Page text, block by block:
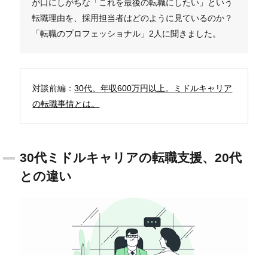
が口にしがちな「これを最後の転職にしたい」という
転職理由を、採用担当者はどのように見ているのか？
「転職のプロフェッショナル」2人に聞きました。
対談前編：30代、年収600万円以上。ミドルキャリア
の転職事情とは。
30代ミドルキャリアの転職支援、20代
との違い